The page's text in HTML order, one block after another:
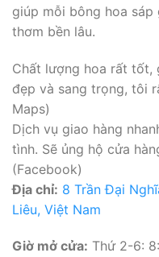
giúp mỗi bông hoa
thơm bền lâu.
Chất lượng hoa rất tốt,
đẹp và sang trọng, tôi
Maps)
Dịch vụ giao hàng
tình. Sẽ ủng hộ cửa
(Facebook)
Địa chỉ: 8 Trần Đại
Liêu, Việt Nam
Giờ mở cửa: Thứ 2-6: